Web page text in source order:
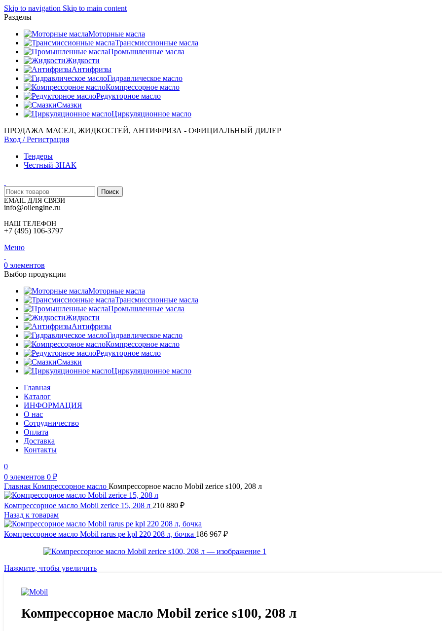
Skip to navigation Skip to main content
Разделы
Моторные масла
Трансмиссионные масла
Промышленные масла
Жидкости
Антифризы
Гидравлическое масло
Компрессорное масло
Редукторное масло
Смазки
Циркуляционное масло
ПРОДАЖА МАСЕЛ, ЖИДКОСТЕЙ, АНТИФРИЗА - ОФИЦИАЛЬНЫЙ ДИЛЕР
Вход / Регистрация
Тендеры
Честный ЗНАК
Поиск
EMAIL ДЛЯ СВЯЗИ
info@oilengine.ru
НАШ ТЕЛЕФОН
+7 (495) 106-3797
Меню
0 элементов
Выбор продукции
Моторные масла
Трансмиссионные масла
Промышленные масла
Жидкости
Антифризы
Гидравлическое масло
Компрессорное масло
Редукторное масло
Смазки
Циркуляционное масло
Главная
Каталог
ИНФОРМАЦИЯ
О нас
Сотрудничество
Оплата
Доставка
Контакты
0
0 элементов 0 ₽
Главная Компрессорное масло Компрессорное масло Mobil zerice s100, 208 л
Компрессорное масло Mobil zerice 15, 208 л 210 880 ₽
Назад к товарам
Компрессорное масло Mobil rarus pe kpl 220 208 л, бочка 186 967 ₽
Нажмите, чтобы увеличить
Компрессорное масло Mobil zerice s100, 208 л